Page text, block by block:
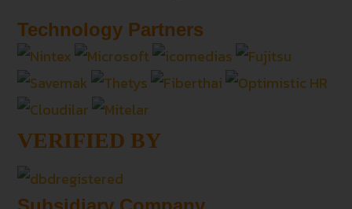
Technology Partners
VERIFIED BY